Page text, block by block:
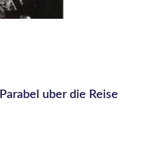
uber die Reise